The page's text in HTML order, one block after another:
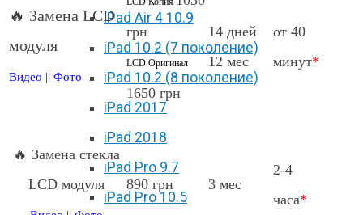
iPad Air 4 10.9
iPad 10.2 (7 поколение)
iPad 10.2 (8 поколение)
iPad 2017
iPad 2018
iPad Pro 9.7
iPad Pro 10.5
🔥 Замена LCD
модуля
Видео || Фото
грн
LCD Оригинал
1650 грн
14 дней
12 мес
от 40
минут*
🔥 Замена стекла
LCD модуля
890 грн 3 мес
2-4
часа*